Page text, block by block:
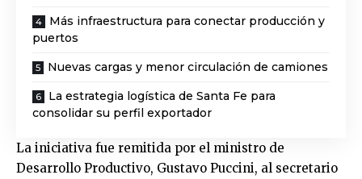
Más infraestructura para conectar producción y
puertos
Nuevas cargas y menor circulación de camiones
La estrategia logística de Santa Fe para
consolidar su perfil exportador
La iniciativa fue remitida por el ministro de
Desarrollo Productivo, Gustavo Puccini, al secretario